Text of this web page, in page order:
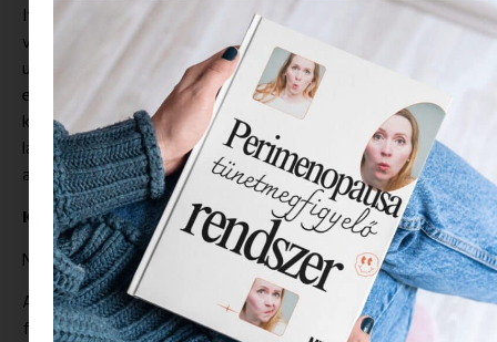
Itthon minden nap olvasunk valamilyen formában mesét:
vagy diafilmen, vagy könyvben, vagy a „levegőből”. Ez
utóbbit szeretjük a legjobban, mert ezeket a történeteket
együtt szőjük a saját kis (nagy) világunkból. Ha olyan mese
kerül napirendre, amelyik a legkisebbemet nem érdekli,
lapozunk. Ha viszont olyan, amit nagyon izgalmasnak talál,
akkor többször is újrakezdjük.
Kannibál-mesék
Nézzük csak:
A kisfiam 3 és fél éves, kedvenc meséi az autós, a dínós és a
farkasos történetek. Igen, a számomra még mindig